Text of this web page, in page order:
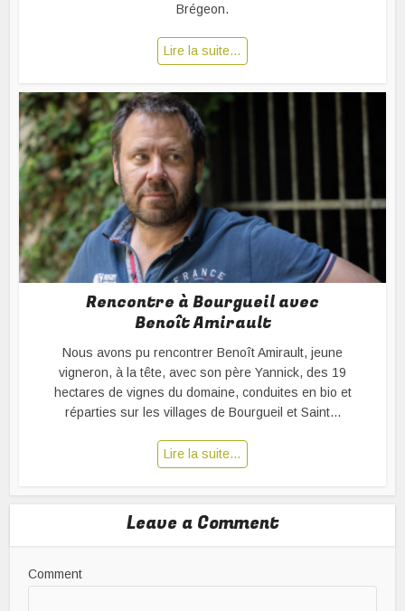
Brégeon.
Lire la suite…
Rencontre à Bourgueil avec
Benoît Amirault
Nous avons pu rencontrer Benoît Amirault, jeune
vigneron, à la tête, avec son père Yannick, des 19
hectares de vignes du domaine, conduites en bio et
réparties sur les villages de Bourgueil et Saint...
Lire la suite…
Leave a Comment
Comment